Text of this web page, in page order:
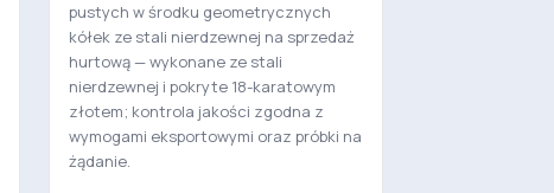
pustych w środku geometrycznych
kółek ze stali nierdzewnej na sprzedaż
hurtową — wykonane ze stali
nierdzewnej i pokryte 18-karatowym
złotem; kontrola jakości zgodna z
wymogami eksportowymi oraz próbki na
żądanie.